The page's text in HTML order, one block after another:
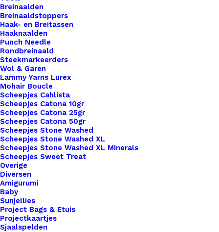
Breinaalden
Breinaaldstoppers
Haak- en Breitassen
Haaknaalden
Punch Needle
Rondbreinaald
Steekmarkeerders
Wol & Garen
Lammy Yarns Lurex
Mohair Boucle
Scheepjes Cahlista
Scheepjes Catona 10gr
Scheepjes Catona 25gr
Scheepjes Catona 50gr
Scheepjes Stone Washed
Scheepjes Stone Washed XL
Scheepjes Stone Washed XL Minerals
Scheepjes Sweet Treat
Overige
Diversen
Amigurumi
Baby
Sunjellies
Project Bags & Etuis
Projectkaartjes
Sjaalspelden
€3,50